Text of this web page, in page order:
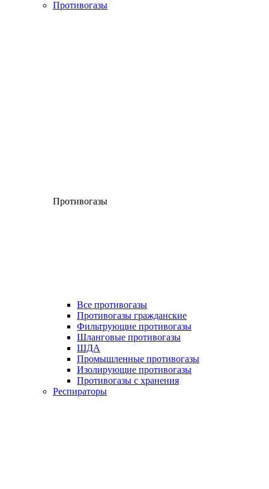
Противогазы
Противогазы
Все противогазы
Противогазы гражданские
Фильтрующие противогазы
Шланговые противогазы
ШДА
Промышленные противогазы
Изолирующие противогазы
Противогазы с хранения
Респираторы